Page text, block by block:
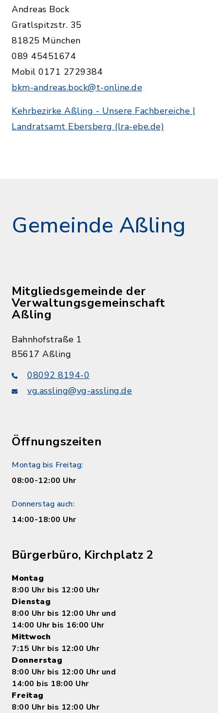
Andreas Bock
Gratlspitzstr. 35
81825 München
089 45451674
Mobil 0171 2729384
bkm-andreas.bock@t-online.de
Kehrbezirke Aßling - Unsere Fachbereiche |
Landratsamt Ebersberg (lra-ebe.de)
Gemeinde Aßling
Mitgliedsgemeinde der
Verwaltungsgemeinschaft
Aßling
Bahnhofstraße 1
85617 Aßling
08092 8194-0
vg.assling@vg-assling.de
Öffnungszeiten
Montag bis Freitag:
08:00-12:00 Uhr
Donnerstag auch:
14:00-18:00 Uhr
Bürgerbüro, Kirchplatz 2
Montag
8:00 Uhr bis 12:00 Uhr
Dienstag
8:00 Uhr bis 12:00 Uhr und
14:00 Uhr bis 16:00 Uhr
Mittwoch
7:15 Uhr bis 12:00 Uhr
Donnerstag
8:00 Uhr bis 12:00 Uhr und
14:00 bis 18:00 Uhr
Freitag
8:00 Uhr bis 12:00 Uhr